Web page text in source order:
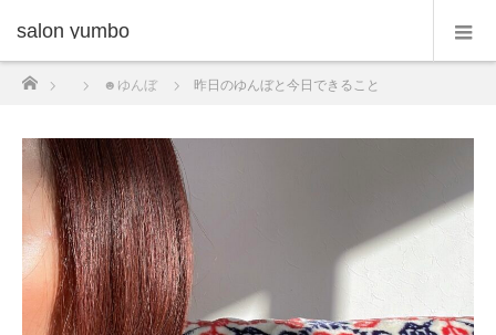
salon yumbo
☻ゆんぼ 昨日のゆんぼと今日できること